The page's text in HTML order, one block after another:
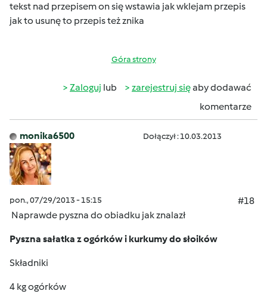
tekst nad przepisem on się wstawia jak wklejam przepis
jak to usunę to przepis też znika
Góra strony
Zaloguj lub zarejestruj sięaby dodawać
komentarze
monika6500 Dołączył : 10.03.2013
pon., 07/29/2013 - 15:15
#18
Naprawde pyszna do obiadku jak znalazł
Pyszna sałatka z ogórków i kurkumy do słoików
Składniki
4 kg ogórków